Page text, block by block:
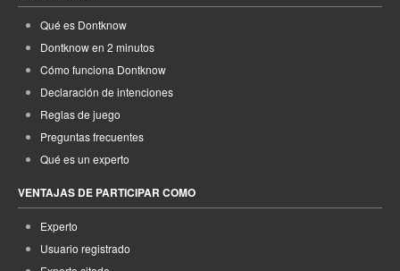
Qué es Dontknow
Dontknow en 2 minutos
Cómo funciona Dontknow
Declaración de intenciones
Reglas de juego
Preguntas frecuentes
Qué es un experto
VENTAJAS DE PARTICIPAR COMO
Experto
Usuario registrado